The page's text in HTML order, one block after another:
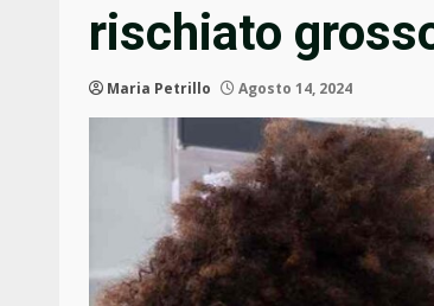
rischiato
Maria Petrillo Agosto 14, 2024